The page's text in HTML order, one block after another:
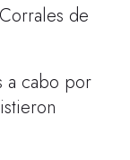
de
a cabo por